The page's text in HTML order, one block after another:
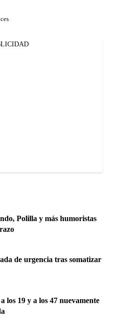
Polilla y más humoristas
de urgencia tras somatizar
los 19 y a los 47 nuevamente